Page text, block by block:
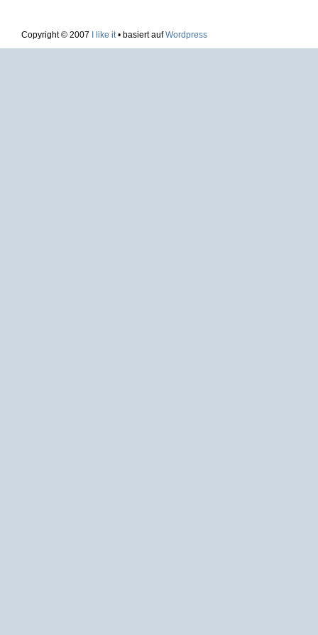
Copyright © 2007 I like it• basiert aufWordpress